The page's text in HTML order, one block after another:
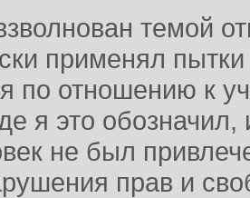
темой
применял
по отношению к
я это
не был
прав и